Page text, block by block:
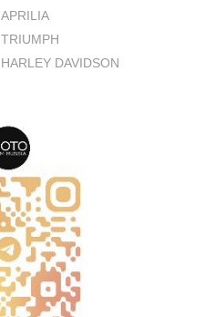
APRILIA
TRIUMPH
HARLEY DAVIDSON